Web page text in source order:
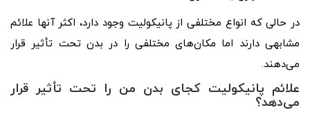
در حالی که انواع مختلفی از پانیکولیت وجود دارد، اکثر آنها علائم
مشابهی دارند اما مکان‌های مختلفی را در بدن تحت تأثیر قرار
می‌دهند.
علائم پانیکولیت کجای بدن من را تحت تأثیر قرار
می‌دهد؟